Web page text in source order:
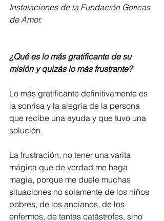
Instalaciones de la Fundación Goticas
de Amor.
¿Qué es lo más gratificante de su
misión y quizás lo más frustrante?
Lo más gratificante definitivamente es
la sonrisa y la alegría de la persona
que recibe una ayuda y que tuvo una
solución.
La frustración, no tener una varita
mágica que de verdad me haga
magia, porque me duele muchas
situaciones no solamente de los niños
pobres, de los ancianos, de los
enfermos, de tantas catástrofes, sino